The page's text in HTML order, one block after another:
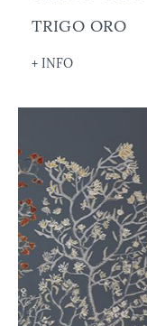
TRIGO ORO
+ INFO